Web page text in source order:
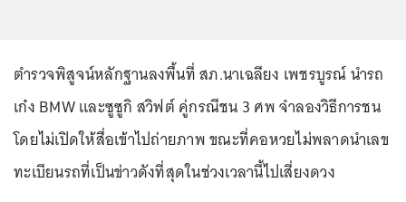
ตำรวจพิสูจน์หลักฐานลงพื้นที่ สภ.นาเฉลียง เพชรบูรณ์ นำรถ
เก๋ง BMW และซูซูกิ สวิฟต์ คู่กรณีชน 3 ศพ จำลองวิธีการชน
โดยไม่เปิดให้สื่อเข้าไปถ่ายภาพ ขณะที่คอหวยไม่พลาดนำเลข
ทะเบียนรถที่เป็นข่าวดังที่สุดในช่วงเวลานี้ไปเสี่ยงดวง